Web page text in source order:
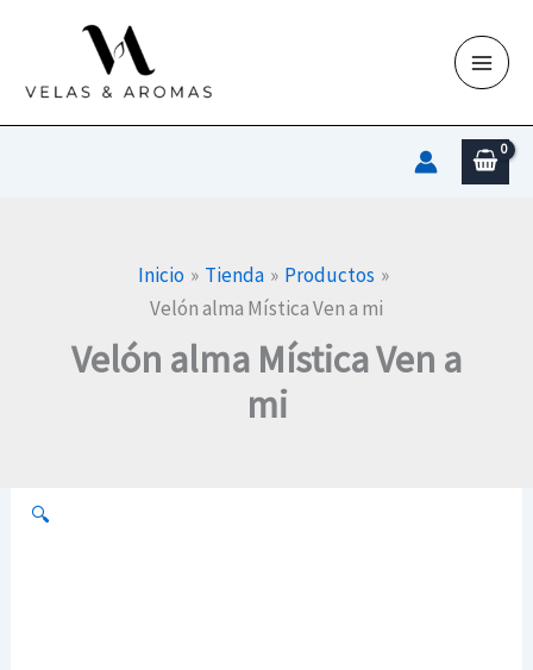
contenido
Inicio Tienda
Productos
Velón alma Mística Ven a mi
Velón alma Mística Ven a
mi
🔍